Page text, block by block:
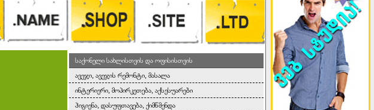
საქონელი სახლისთვის და ოფისისთვის
ავეჯი, ავეჯის რემონტი, მასალა
ინტერიერი, მოპირკეთება, აქსესუარები
ჰიგიენა, დასუფთავება, ქიმწმენდა